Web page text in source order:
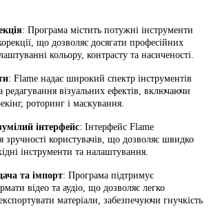
: Програма містить потужні інструменти
що дозволяє досягати професійних
кольору, контрасту та насиченості.
: Flame надає широкий спектр інструментів
редагування візуальних ефектів, включаючи
роторинг і маскування.
інтерфейс: Інтерфейс Flame
зручності користувачів, що дозволяє швидко
інструменти та налаштування.
та імпорт: Програма підтримує
відео та аудіо, що дозволяє легко
матеріали, забезпечуючи гнучкість